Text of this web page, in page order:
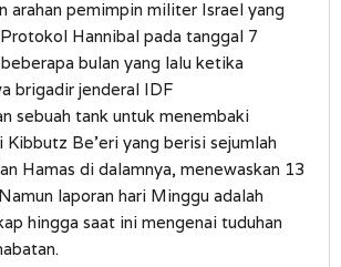
arahan pemimpin militer Israel yang
Hannibal pada tanggal 7
bulan yang lalu ketika
brigadir jenderal IDF
sebuah tank untuk menembaki
Kibbutz Be’eri yang berisi sejumlah
Hamas di dalamnya, menewaskan 13
laporan hari Minggu adalah
hingga saat ini mengenai tuduhan